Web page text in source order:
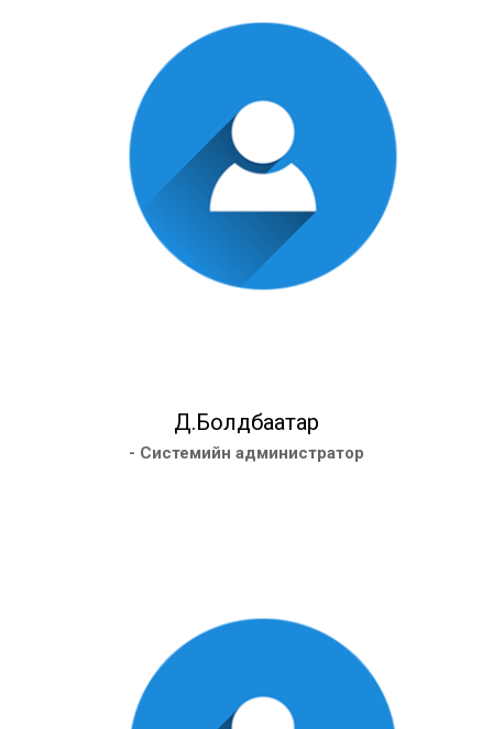
Д.Болдбаатар
- Системийн администратор